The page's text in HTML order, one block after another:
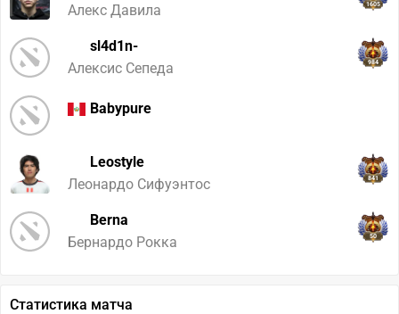
Алекс Давила
1605
sl4d1n-
Алексис Сепеда
984
Babypure
Leostyle
Леонардо Сифуэнтос
841
Berna
Бернардо Рокка
50
Статистика матча